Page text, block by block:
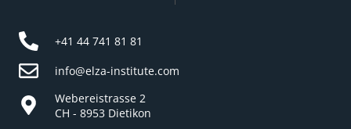
+41 44 741 81 81
info@elza-institute.com
Webereistrasse 2
CH - 8953 Dietikon